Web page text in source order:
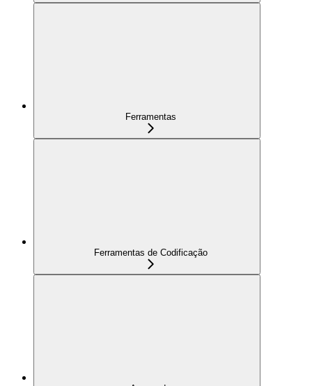
Ferramentas
Ferramentas de Codificação